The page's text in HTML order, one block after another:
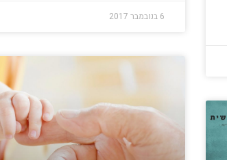
6 בנובמבר 2017